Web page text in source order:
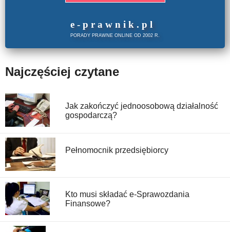
e -prawnik . pl
PORADY PRAWNE ONLINE OD 2002 R.
Najczęściej czytane
Jak zakończyć jednoosobową działalność
gospodarczą?
Pełnomocnik przedsiębiorcy
Kto musi składać e-Sprawozdania
Finansowe?